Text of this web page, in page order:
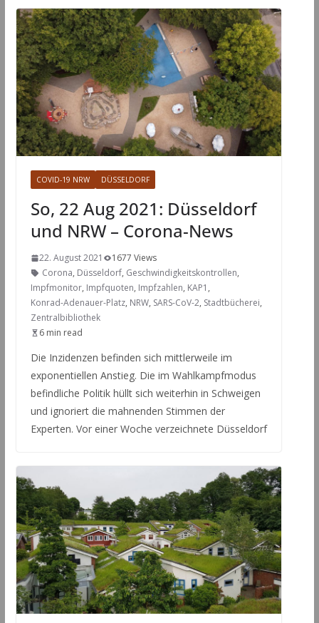
COVID-19 NRW DÜSSELDORF
So, 22 Aug 2021: Düsseldorf
und NRW – Corona-News
22. August 2021
1677 Views
Corona, Düsseldorf, Geschwindigkeitskontrollen,
Impfmonitor, Impfquoten, Impfzahlen, KAP1 ,
Konrad-Adenauer-Platz, NRW, SARS-CoV-2, Stadtbücherei,
Zentralbibliothek
6 min read
Die Inzidenzen befinden sich mittlerweile im
exponentiellen Anstieg. Die im Wahlkampfmodus
befindliche Politik hüllt sich weiterhin in Schweigen
und ignoriert die mahnenden Stimmen der
Experten. Vor einer Woche verzeichnete Düsseldorf